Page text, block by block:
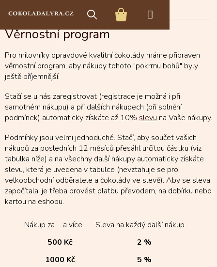
NÁKUPNÍ
KOŠÍK
Věrnostní program
Věrnostní program
Pro milovníky opravdové kvalitní čokolády máme připraven
věrnostní program, aby nákupy tohoto "pokrmu bohů" byly
ještě příjemnější.
Stačí se u nás zaregistrovat (registrace je možná i při
samotném nákupu) a při dalších nákupech (při splnění
podmínek) automaticky získáte až 10% slevu na Vaše nákupy.
Podmínky jsou velmi jednoduché. Stačí, aby součet vašich
nákupů za posledních 12 měsíců přesáhl určitou částku (viz
tabulka níže) a na všechny další nákupy automaticky získáte
slevu, která je uvedena v tabulce (nevztahuje se pro
velkoobchodní odběratele a čokolády ve slevě). Aby se sleva
započítala, je třeba provést platbu převodem, na dobírku nebo
kartou na eshopu.
Nákup za ... a více
Sleva na každý další nákup
500 Kč
2 %
1000 Kč
5 %